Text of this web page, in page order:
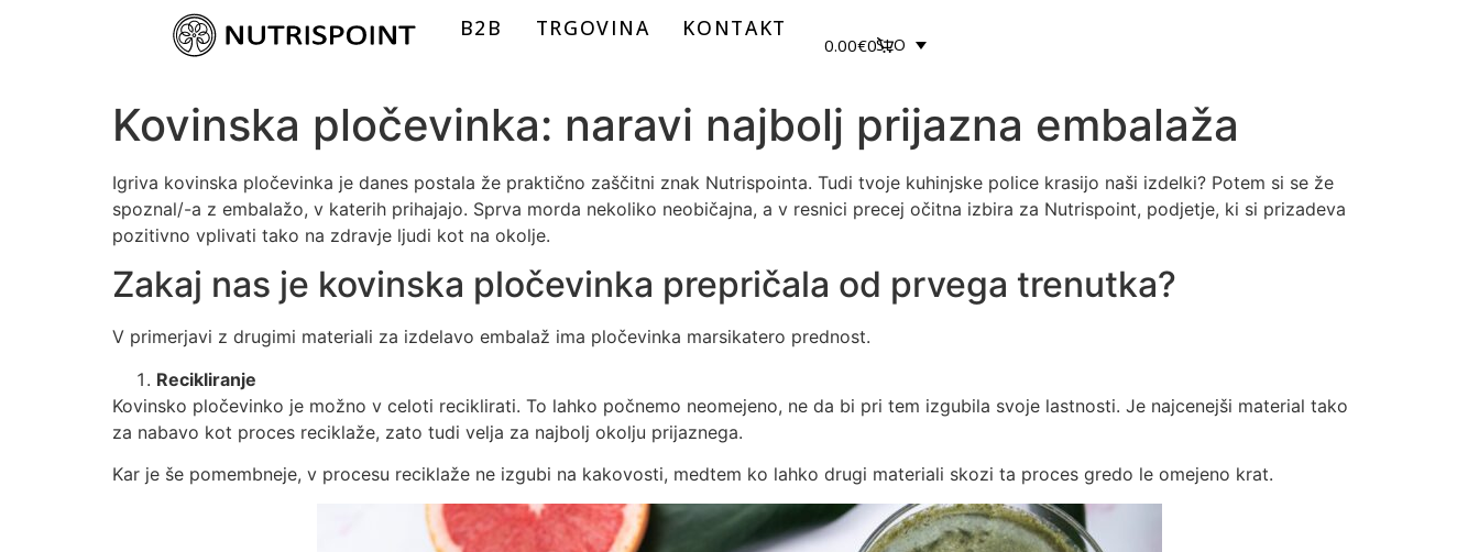
B2B TRGOVINA KONTAKT
0.00€0SLO
Kovinska pločevinka: naravi najbolj prijazna embalaža
Igriva kovinska pločevinka je danes postala že praktično zaščitni znak Nutrispointa. Tudi tvoje kuhinjske police krasijo naši izdelki? Potem si se že
spoznal/-a z embalažo, v katerih prihajajo. Sprva morda nekoliko neobičajna, a v resnici precej očitna izbira za Nutrispoint, podjetje, ki si prizadeva
pozitivno vplivati tako na zdravje ljudi kot na okolje.
Zakaj nas je kovinska pločevinka prepričala od prvega trenutka?
V primerjavi z drugimi materiali za izdelavo embalaž ima pločevinka marsikatero prednost.
Recikliranje
Kovinsko pločevinko je možno v celoti reciklirati. To lahko počnemo neomejeno, ne da bi pri tem izgubila svoje lastnosti. Je najcenejši material tako
za nabavo kot proces reciklaže, zato tudi velja za najbolj okolju prijaznega.
Kar je še pomembneje, v procesu reciklaže ne izgubi na kakovosti, medtem ko lahko drugi materiali skozi ta proces gredo le omejeno krat.